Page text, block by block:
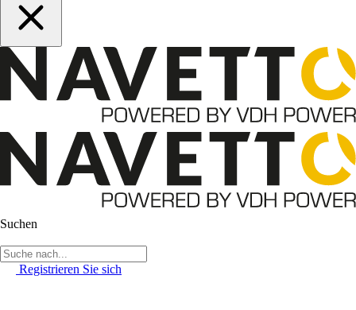
Suchen
Registrieren Sie sich